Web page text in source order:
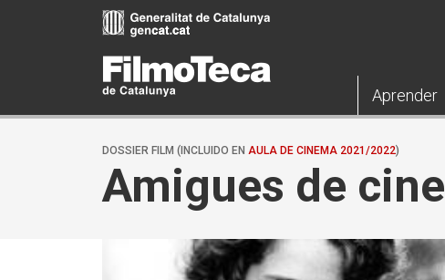
Aprender
DOSSIER FILM (INCLUIDO EN AULA DE CINEMA 2021/2022)
Amigues de cine